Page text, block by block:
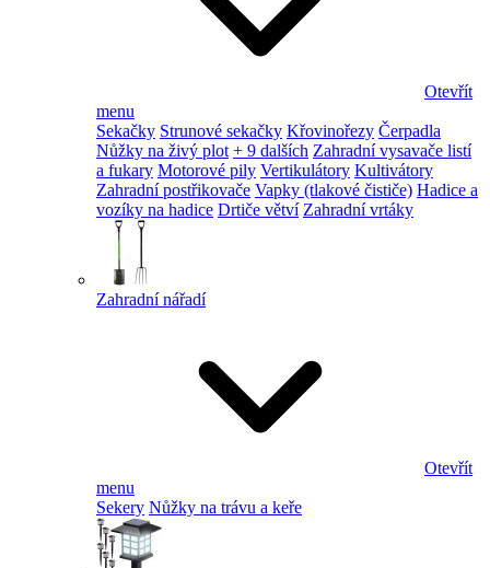
Otevřít
menu
Sekačky Strunové sekačky Křovinořezy Čerpadla
Nůžky na živý plot + 9 dalších Zahradní vysavače listí
a fukary Motorové pily Vertikulátory Kultivátory
Zahradní postřikovače Vapky (tlakové čističe) Hadice a
vozíky na hadice Drtiče větví Zahradní vrtáky
Zahradní nářadí
Otevřít
menu
Sekery Nůžky na trávu a keře